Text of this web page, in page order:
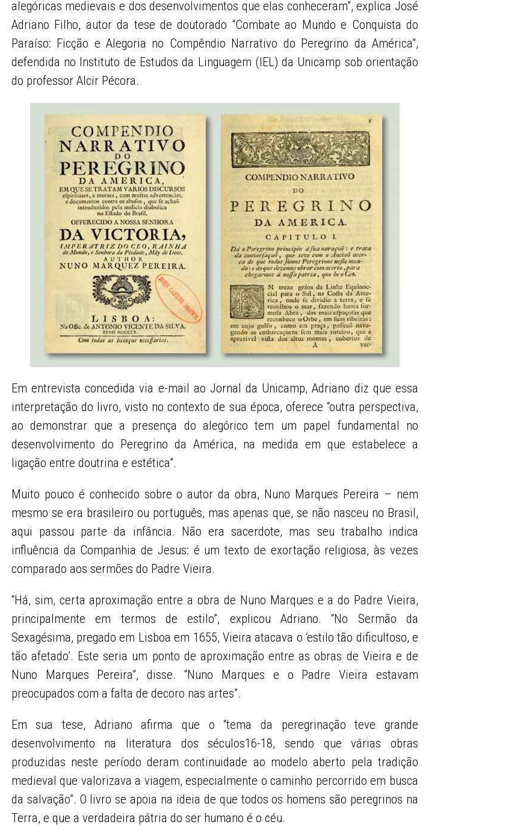
alegóricas medievais e dos desenvolvimentos que elas conheceram”, explica José
Adriano Filho, autor da tese de doutorado “Combate ao Mundo e Conquista do
Paraíso: Ficção e Alegoria no Compêndio Narrativo do Peregrino da América”,
defendida no Instituto de Estudos da Linguagem (IEL) da Unicamp sob orientação
do professor Alcir Pécora.
Em entrevista concedida via e-mail ao Jornal da Unicamp, Adriano diz que essa
interpretação do livro, visto no contexto de sua época, oferece “outra perspectiva,
ao demonstrar que a presença do alegórico tem um papel fundamental no
desenvolvimento do Peregrino da América, na medida em que estabelece a
ligação entre doutrina e estética”.
Muito pouco é conhecido sobre o autor da obra, Nuno Marques Pereira – nem
mesmo se era brasileiro ou português, mas apenas que, se não nasceu no Brasil,
aqui passou parte da infância. Não era sacerdote, mas seu trabalho indica
influência da Companhia de Jesus: é um texto de exortação religiosa, às vezes
comparado aos sermões do Padre Vieira.
“Há, sim, certa aproximação entre a obra de Nuno Marques e a do Padre Vieira,
principalmente em termos de estilo”, explicou Adriano. “No Sermão da
Sexagésima, pregado em Lisboa em 1655, Vieira atacava o ‘estilo tão dificultoso, e
tão afetado’. Este seria um ponto de aproximação entre as obras de Vieira e de
Nuno Marques Pereira”, disse. “Nuno Marques e o Padre Vieira estavam
preocupados com a falta de decoro nas artes”.
Em sua tese, Adriano afirma que o “tema da peregrinação teve grande
desenvolvimento na literatura dos séculos16-18, sendo que várias obras
produzidas neste período deram continuidade ao modelo aberto pela tradição
medieval que valorizava a viagem, especialmente o caminho percorrido em busca
da salvação”. O livro se apoia na ideia de que todos os homens são peregrinos na
Terra, e que a verdadeira pátria do ser humano é o céu.